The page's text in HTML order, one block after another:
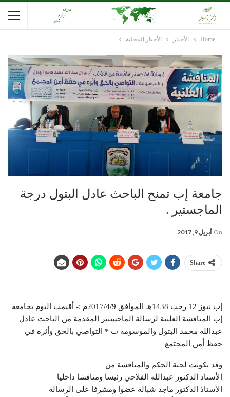
Home الأخبار الأخبار المحلية
جامعة إب تمنح الباحث عادل البتول درجة
الماجستير .
On أبريل 9, 2017
Share
إب نيوز 12 رجب 1438هـ الموافق 2017/4/9م :- أقيمت اليوم بجامعة
إب المناقشة العلنية لرسالة الماجستير المقدمة من الباحث عادل
عبدالله محمد البتول والموسومة ب * التواصي بالحق وأثره في
حفظ أمن المجتمع
وقد تكونت لجنة الحكم والمناقشة من
الأستاذ الدكتور عبدالله الفلاحي رئيسا ومناقشا داخليا
الأستاذ الدكتور ماجد شبالة عضوا ومشرفا على الرسالة